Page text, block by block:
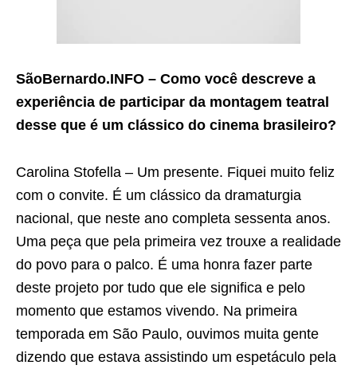
SãoBernardo.INFO – Como você descreve a
experiência de participar da montagem teatral
desse que é um clássico do cinema brasileiro?
Carolina Stofella – Um presente. Fiquei muito feliz
com o convite. É um clássico da dramaturgia
nacional, que neste ano completa sessenta anos.
Uma peça que pela primeira vez trouxe a realidade
do povo para o palco. É uma honra fazer parte
deste projeto por tudo que ele significa e pelo
momento que estamos vivendo. Na primeira
temporada em São Paulo, ouvimos muita gente
dizendo que estava assistindo um espetáculo pela